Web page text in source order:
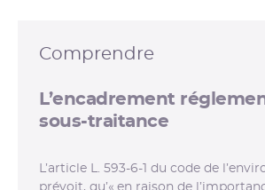
Comprendre
L’encadrement
sous-traitance
L’article L. 593-6-1 du code de
prévoit, qu’« en raison de